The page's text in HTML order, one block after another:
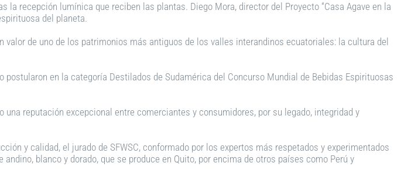
recepción lumínica que reciben las plantas. Diego Mora, director del Proyecto “Casa Agave en la
del planeta.
de uno de los patrimonios más antiguos de los valles interandinos ecuatoriales: la cultura del
en la categoría Destilados de Sudamérica del Concurso Mundial de Bebidas Espirituosas
reputación excepcional entre comerciantes y consumidores, por su legado, integridad y
y calidad, el jurado de SFWSC, conformado por los expertos más respetados y experimentados
blanco y dorado, que se produce en Quito, por encima de otros países como Perú y